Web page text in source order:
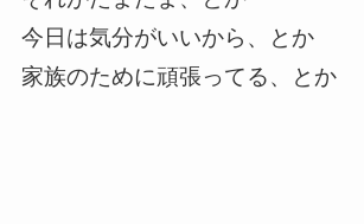
今日は気分がいいから、とか
家族のために頑張ってる、とか